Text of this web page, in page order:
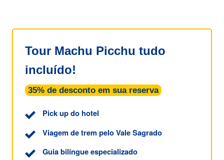
Tour Machu Picchu tudo
incluído!
35% de desconto em sua reserva
Pick up do hotel
Viagem de trem pelo Vale Sagrado
Guia bilíngue especializado